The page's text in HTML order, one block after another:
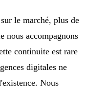
le marché, plus de
nous accompagnons
continuite est rare
digitales ne
Nous